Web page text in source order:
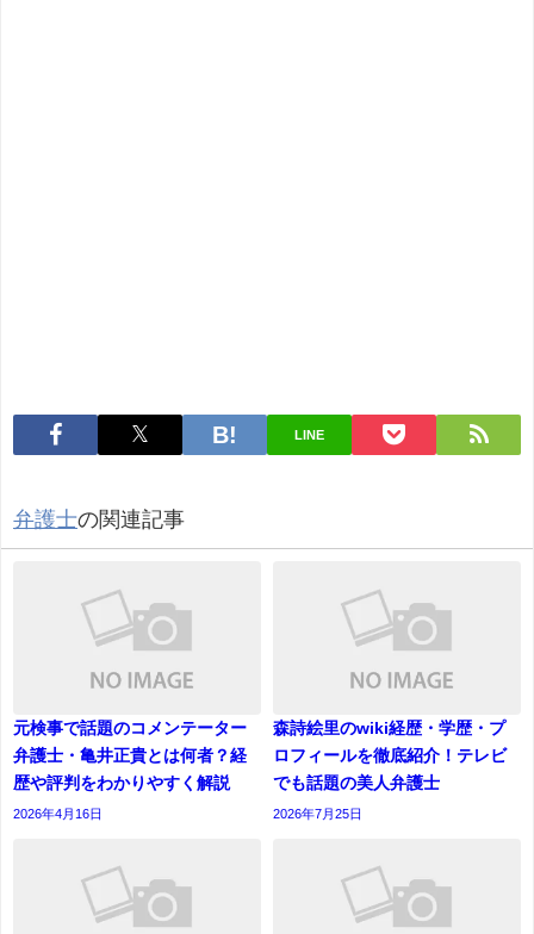
LINE
弁護士の関連記事
元検事で話題のコメンテーター
弁護士・亀井正貴とは何者？経
歴や評判をわかりやすく解説
2026年4月16日
森詩絵里のwiki経歴・学歴・プ
ロフィールを徹底紹介！テレビ
でも話題の美人弁護士
2026年7月25日